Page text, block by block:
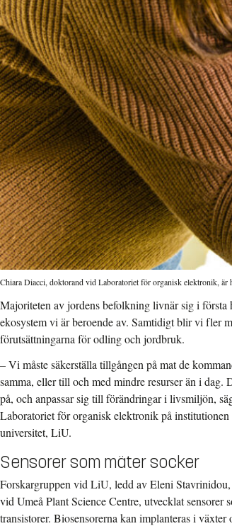
Chiara Diacci, doktorand vid Laboratoriet för organisk elektronik, är
Majoriteten av jordens befolkning livnär sig i första
ekosystem vi är beroende av. Samtidigt blir vi fler
förutsättningarna för odling och jordbruk.
– Vi måste säkerställa tillgången på mat de
samma, eller till och med mindre resurser än i
på, och anpassar sig till förändringar i livsmiljön,
Laboratoriet för organisk elektronik på
universitet, LiU.
Sensorer som mäter socker
Forskargruppen vid LiU, ledd av Eleni
vid Umeå Plant Science Centre, utvecklat sensorer
transistorer. Biosensorerna kan implanteras i